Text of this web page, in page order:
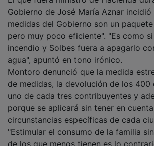
Gobierno de José María Aznar incidió
medidas del Gobierno son un paquete
pero muy poco eficiente". "Es como
incendio y Solbes fuera a apagarlo
agua", apuntó en tono irónico.
Montoro denunció que la medida
de medidas, la devolución de los 400
uno de cada tres contribuyentes y
porque se aplicará sin tener en
circunstancias específicas de cada
"Estimular el consumo de la familia
de los que menos tienen es lo